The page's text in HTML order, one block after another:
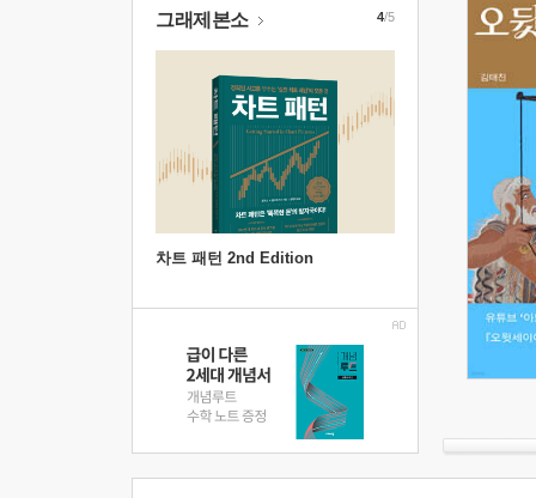
그래제본소
차트 패턴 2nd Edition
4/5